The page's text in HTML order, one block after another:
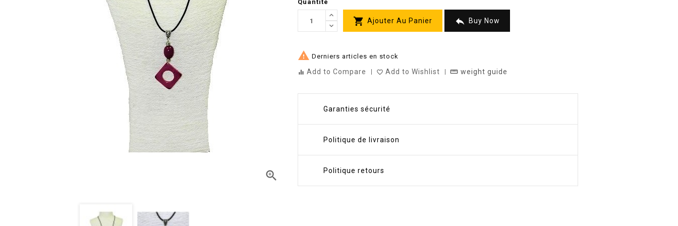

Quantité
 Ajouter Au Panier  Buy Now
 Derniers articles en stock
equalizer Add to Compare favorite_border Add to Wishlist straighten weight guide
Garanties sécurité
Politique de livraison
Politique retours